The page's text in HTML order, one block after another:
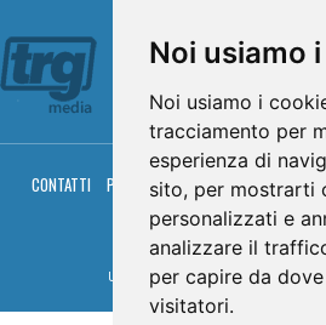
Noi usiamo
Noi usiamo i
tracciamento per
esperienza di
sito, per mostrarti
personalizzati e
analizzare il
per capire da
visitatori.
CONTATTI PRIVACY COOKIES PALINSESTO
RGM HITRADIO
© TRG Media 2005-
Umbria Televisioni s.r.l. -